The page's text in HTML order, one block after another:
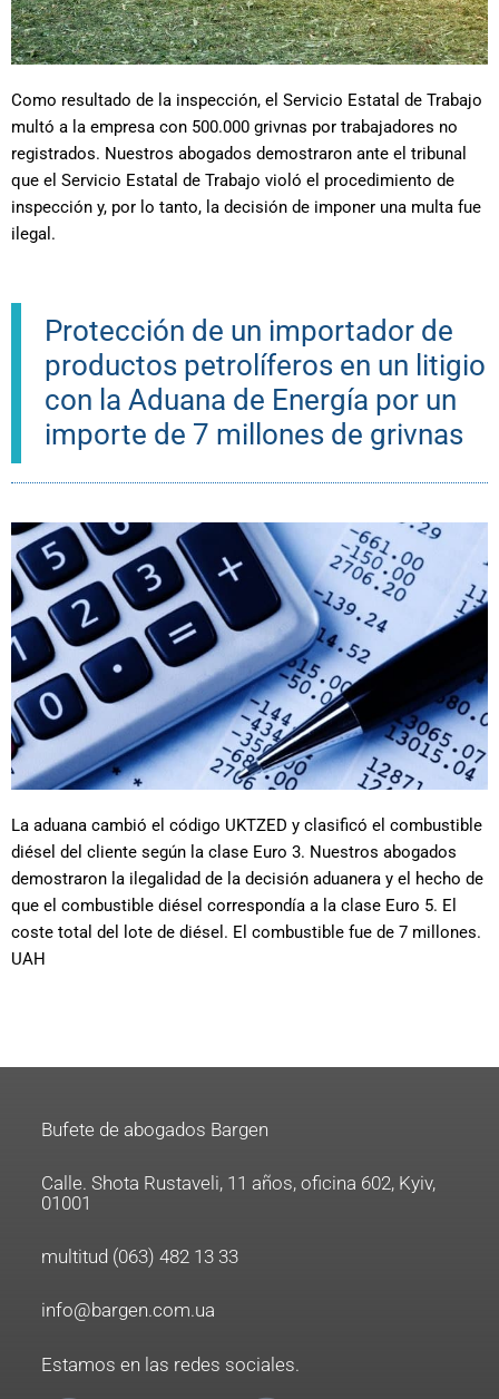
Como resultado de la inspección, el Servicio Estatal de Trabajo
multó a la empresa con 500.000 grivnas por trabajadores no
registrados. Nuestros abogados demostraron ante el tribunal
que el Servicio Estatal de Trabajo violó el procedimiento de
inspección y, por lo tanto, la decisión de imponer una multa fue
ilegal.
Protección de un importador de
productos petrolíferos en un litigio
con la Aduana de Energía por un
importe de 7 millones de grivnas
La aduana cambió el código UKTZED y clasificó el combustible
diésel del cliente según la clase Euro 3. Nuestros abogados
demostraron la ilegalidad de la decisión aduanera y el hecho de
que el combustible diésel correspondía a la clase Euro 5. El
coste total del lote de diésel. El combustible fue de 7 millones.
UAH
Bufete de abogados Bargen
Calle. Shota Rustaveli, 11 años, oficina 602, Kyiv,
01001
multitud (063) 482 13 33
info@bargen.com.ua
Estamos en las redes sociales.